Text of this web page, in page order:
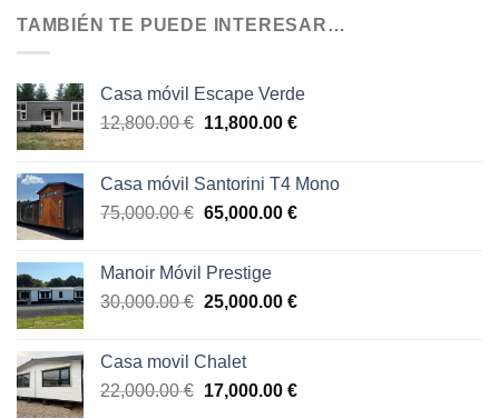
era:
es:
TAMBIÉN TE PUEDE INTERESAR…
Casa móvil Escape Verde
12,800.00€ El
era:
12,800.00 €.
11,800.00 €El
es:
11,800.00 €.
Casa móvil Santorini T4 Mono
75,000.00€ El
era:
75,000.00 €.
65,000.00 €El
65,000.00 €.
Manoir Móvil Prestige
30,000.00€ El
era:
30,000.00 €.
25,000.00 €El
25,000.00 €.
Casa movil Chalet
22,000.00€ El
17,000.00 €El